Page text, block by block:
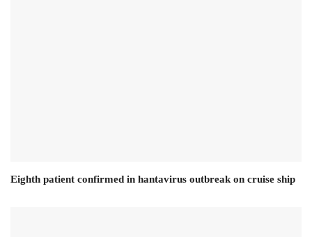
Eighth patient confirmed in hantavirus outbreak on cruise ship